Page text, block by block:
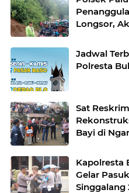
Longsor,
Jadwal
Polresta
Sat
Bayi di
Kapolresta
Gelar
Singgalang